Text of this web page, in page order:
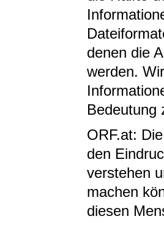
denen die
werden.
Bedeutung
ORF.at:
den
verstehen
machen
diesen